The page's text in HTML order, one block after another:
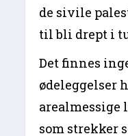
de sivile
til bli drept i
Det finnes
ødeleggelser
arealmessige
som strekker